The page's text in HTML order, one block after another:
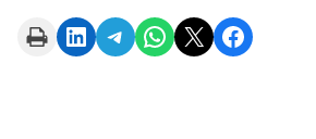
Share on Facebook
Share on X
Share on WhatsApp
Share on Telegram
Share on LinkedIn
Print this Page